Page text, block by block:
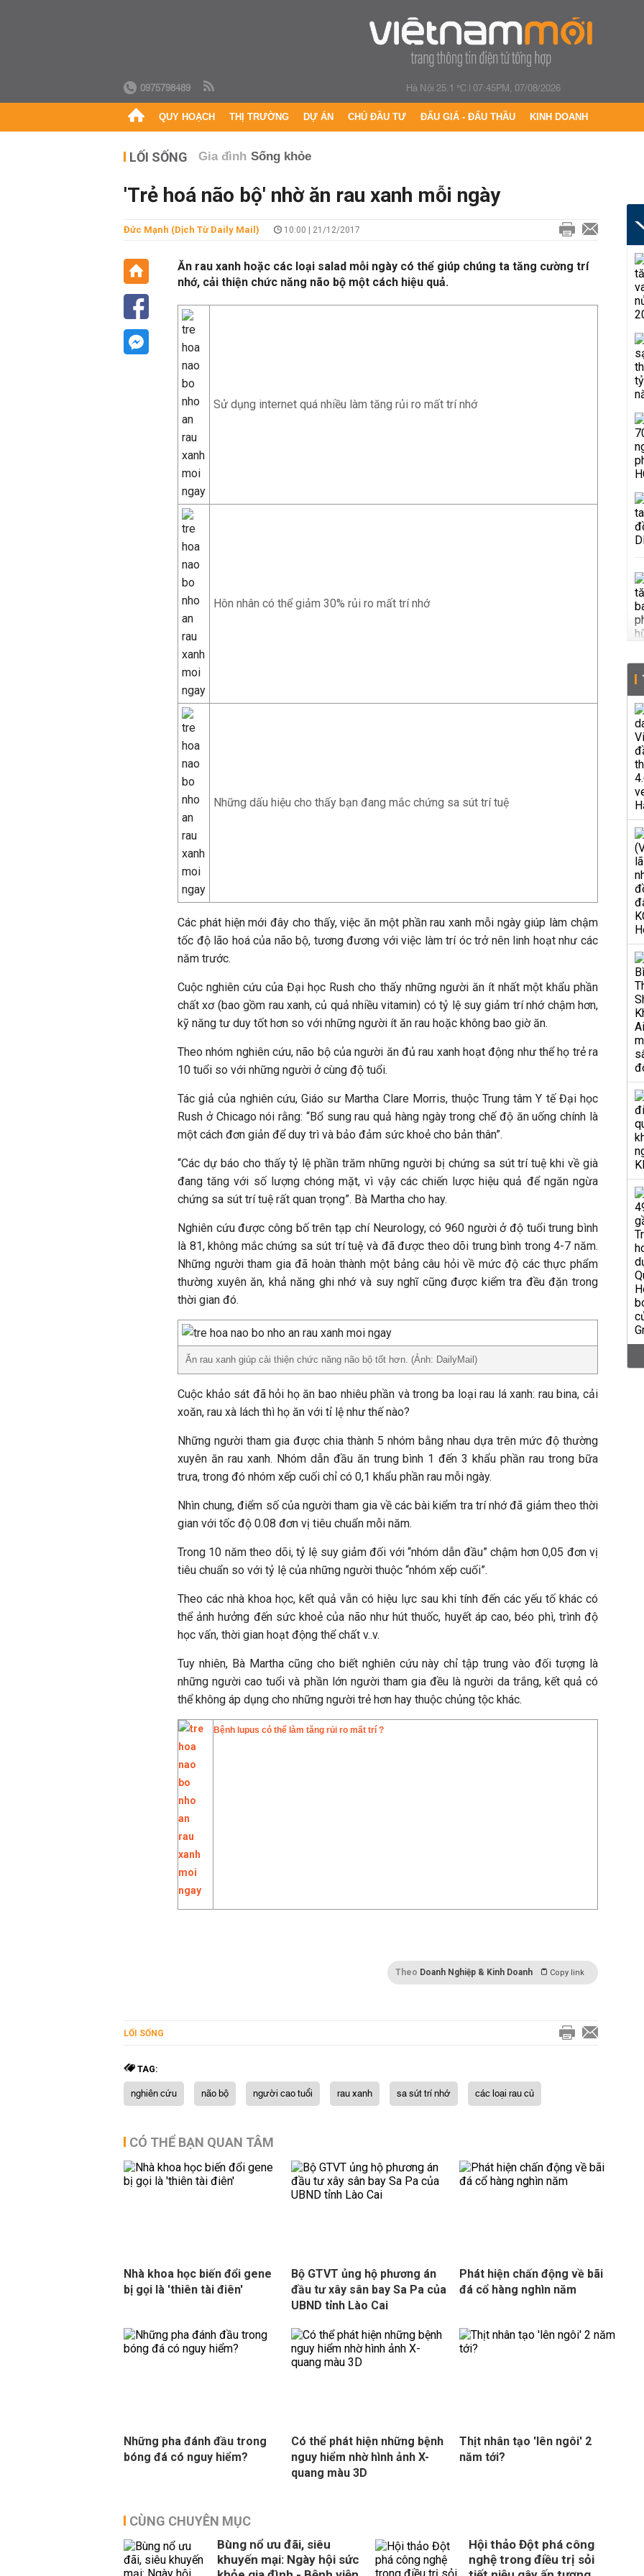
0975798489 Hà Nội 25.1 °C|07:45PM, 07/08/2026
QUY HOẠCH THỊ TRƯỜNG DỰ ÁN CHỦ ĐẦU TƯ ĐẤU GIÁ - ĐẤU THẦU KINH DOANH
LỐI SỐNG Gia đình Sống khỏe
'Trẻ hoá não bộ' nhờ ăn rau xanh mỗi ngày
Đức Mạnh (Dịch Từ Daily Mail) 10:00 | 21/12/2017
Ăn rau xanh hoặc các loại salad mỗi ngày có thể giúp chúng ta tăng cường trí
nhớ, cải thiện chức năng não bộ một cách hiệu quả.
Sử dụng internet quá nhiều làm tăng rủi ro mất trí nhớ
Hôn nhân có thể giảm 30% rủi ro mất trí nhớ
Những dấu hiệu cho thấy bạn đang mắc chứng sa sút trí tuệ
Các phát hiện mới đây cho thấy, việc ăn một phần rau xanh mỗi ngày giúp làm chậm
tốc độ lão hoá của não bộ, tương đương với việc làm trí óc trở nên linh hoạt như các
năm trước.
Cuộc nghiên cứu của Đại học Rush cho thấy những người ăn ít nhất một khẩu phần
chất xơ (bao gồm rau xanh, củ quả nhiều vitamin) có tỷ lệ suy giảm trí nhớ chậm hơn,
kỹ năng tư duy tốt hơn so với những người ít ăn rau hoặc không bao giờ ăn.
Theo nhóm nghiên cứu, não bộ của người ăn đủ rau xanh hoạt động như thể họ trẻ ra
10 tuổi so với những người ở cùng độ tuổi.
Tác giả của nghiên cứu, Giáo sư Martha Clare Morris, thuộc Trung tâm Y tế Đại học
Rush ở Chicago nói rằng: “Bổ sung rau quả hàng ngày trong chế độ ăn uống chính là
một cách đơn giản để duy trì và bảo đảm sức khoẻ cho bản thân”.
“Các dự báo cho thấy tỷ lệ phần trăm những người bị chứng sa sút trí tuệ khi về già
đang tăng với số lượng chóng mặt, vì vậy các chiến lược hiệu quả để ngăn ngừa
chứng sa sút trí tuệ rất quan trọng”. Bà Martha cho hay.
Nghiên cứu được công bố trên tạp chí Neurology, có 960 người ở độ tuổi trung bình
là 81, không mắc chứng sa sút trí tuệ và đã được theo dõi trung bình trong 4-7 năm.
Những người tham gia đã hoàn thành một bảng câu hỏi về mức độ các thực phẩm
thường xuyên ăn, khả năng ghi nhớ và suy nghĩ cũng được kiểm tra đều đặn trong
thời gian đó.
Ăn rau xanh giúp cải thiện chức năng não bộ tốt hơn. (Ảnh: DailyMail)
Cuộc khảo sát đã hỏi họ ăn bao nhiêu phần và trong ba loại rau lá xanh: rau bina, cải
xoăn, rau xà lách thì họ ăn với tỉ lệ như thế nào?
Những người tham gia được chia thành 5 nhóm bằng nhau dựa trên mức độ thường
xuyên ăn rau xanh. Nhóm dẫn đầu ăn trung bình 1 đến 3 khẩu phần rau trong bữa
trưa, trong đó nhóm xếp cuối chỉ có 0,1 khẩu phần rau mỗi ngày.
Nhìn chung, điểm số của người tham gia về các bài kiểm tra trí nhớ đã giảm theo thời
gian với tốc độ 0.08 đơn vị tiêu chuẩn mỗi năm.
Trong 10 năm theo dõi, tỷ lệ suy giảm đối với “nhóm dẫn đầu” chậm hơn 0,05 đơn vị
tiêu chuẩn so với tỷ lệ của những người thuộc “nhóm xếp cuối”.
Theo các nhà khoa học, kết quả vẫn có hiệu lực sau khi tính đến các yếu tố khác có
thể ảnh hưởng đến sức khoẻ của não như hút thuốc, huyết áp cao, béo phì, trình độ
học vấn, thời gian hoạt động thể chất v..v.
Tuy nhiên, Bà Martha cũng cho biết nghiên cứu này chỉ tập trung vào đối tượng là
những người cao tuổi và phần lớn người tham gia đều là người da trắng, kết quả có
thể không áp dụng cho những người trẻ hơn hay thuộc chủng tộc khác.
Bệnh lupus có thể làm tăng rủi ro mất trí ?
Theo Doanh Nghiệp & Kinh Doanh Copy link
LỐI SỐNG
TAG:
nghiên cứu não bộ người cao tuổi rau xanh sa sút trí nhớ các loại rau củ
CÓ THỂ BẠN QUAN TÂM
Nhà khoa học biến đổi gene
bị gọi là 'thiên tài điên'
Bộ GTVT ủng hộ phương án
đầu tư xây sân bay Sa Pa của
UBND tỉnh Lào Cai
Phát hiện chấn động về bãi
đá cổ hàng nghìn năm
Những pha đánh đầu trong
bóng đá có nguy hiểm?
Có thể phát hiện những bệnh
nguy hiểm nhờ hình ảnh X-
quang màu 3D
Thịt nhân tạo 'lên ngôi' 2
năm tới?
CÙNG CHUYÊN MỤC
Bùng nổ ưu đãi, siêu
khuyến mại: Ngày hội sức
Hội thảo Đột phá công
nghệ trong điều trị sỏi